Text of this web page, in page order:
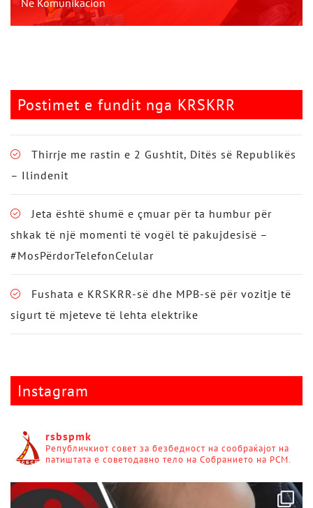
Në Komunikacion
Postimet e fundit nga KRSKRR
Thirrje me rastin e 2 Gushtit, Ditës së Republikës
– Ilindenit
Jeta është shumë e çmuar për ta humbur për
shkak të një momenti të vogël të pakujdesisë –
#MosPërdorTelefonCelular
Fushata e KRSKRR-së dhe MPB-së për vozitje të
sigurt të mjeteve të lehta elektrike
Instagram
rsbspmk
Републичкиот совет за безбедност на сообраќајот на
патиштата е советодавно тело на Собранието на РСМ.